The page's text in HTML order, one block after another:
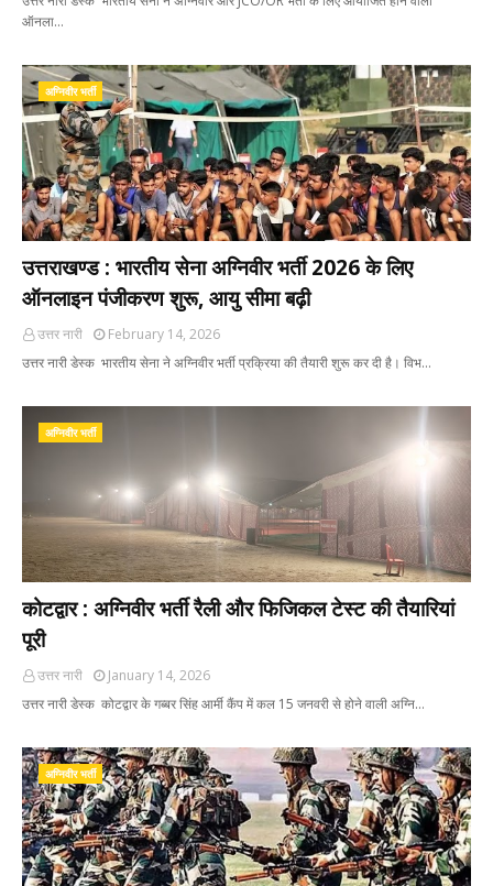
ऑनला…
अग्निवीर भर्ती
उत्तराखण्ड : भारतीय सेना अग्निवीर भर्ती 2026 के लिए
ऑनलाइन पंजीकरण शुरू, आयु सीमा बढ़ी
उत्तर नारी
February 14, 2026
उत्तर नारी डेस्क भारतीय सेना ने अग्निवीर भर्ती प्रक्रिया की तैयारी शुरू कर दी है। विभ…
अग्निवीर भर्ती
कोटद्वार : अग्निवीर भर्ती रैली और फिजिकल टेस्ट की तैयारियां
पूरी
उत्तर नारी
January 14, 2026
उत्तर नारी डेस्क कोटद्वार के गब्बर सिंह आर्मी कैंप में कल 15 जनवरी से होने वाली अग्नि…
अग्निवीर भर्ती